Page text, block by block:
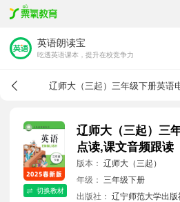
英语朗读宝
吃透英语课本，提升在校竞争力
切换教材
辽师大（三起）三
点读,课文音频跟读
版本： 辽师大（三起）
年级： 三年级下册
出版社： 辽宁师范大学出版